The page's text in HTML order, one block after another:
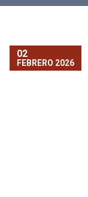
02
FEBRERO 2026